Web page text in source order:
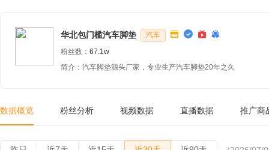
华北包门槛汽车脚垫
汽车
粉丝数： 67.1w
简介：汽车脚垫源头厂家，专业生产汽车脚垫20年之久
数据概览 粉丝分析 视频数据 直播数据 推广商